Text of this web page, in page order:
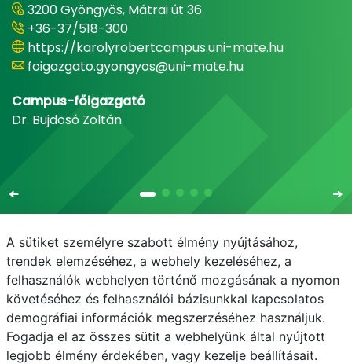
3200 Gyöngyös, Mátrai út 36.
+36-37/518-300
https://karolyrobertcampus.uni-mate.hu
foigazgato.gyongyos@uni-mate.hu
Campus-főigazgató
Dr. Bujdosó Zoltán
E-mail Telefonkönyv NEPTUN
E-learning
Adatvédelem
A sütiket személyre szabott élmény nyújtásához,
trendek elemzéséhez, a webhely kezeléséhez, a
felhasználók webhelyen történő mozgásának a nyomon
követéséhez és felhasználói bázisunkkal kapcsolatos
demográfiai információk megszerzéséhez használjuk.
Fogadja el az összes sütit a webhelyünk által nyújtott
legjobb élmény érdekében, vagy kezelje beállításait.